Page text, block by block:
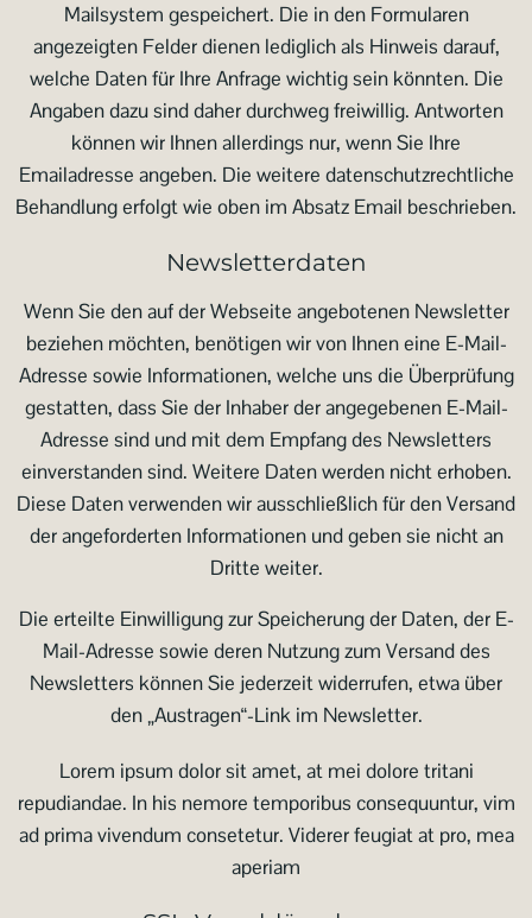
Mailsystem gespeichert. Die in den Formularen
angezeigten Felder dienen lediglich als Hinweis darauf,
welche Daten für Ihre Anfrage wichtig sein könnten. Die
Angaben dazu sind daher durchweg freiwillig. Antworten
können wir Ihnen allerdings nur, wenn Sie Ihre
Emailadresse angeben. Die weitere datenschutzrechtliche
Behandlung erfolgt wie oben im Absatz Email beschrieben.
Newsletterdaten
Wenn Sie den auf der Webseite angebotenen Newsletter
beziehen möchten, benötigen wir von Ihnen eine E-Mail-
Adresse sowie Informationen, welche uns die Überprüfung
gestatten, dass Sie der Inhaber der angegebenen E-Mail-
Adresse sind und mit dem Empfang des Newsletters
einverstanden sind. Weitere Daten werden nicht erhoben.
Diese Daten verwenden wir ausschließlich für den Versand
der angeforderten Informationen und geben sie nicht an
Dritte weiter.
Die erteilte Einwilligung zur Speicherung der Daten, der E-
Mail-Adresse sowie deren Nutzung zum Versand des
Newsletters können Sie jederzeit widerrufen, etwa über
den „Austragen“-Link im Newsletter.
Lorem ipsum dolor sit amet, at mei dolore tritani
repudiandae. In his nemore temporibus consequuntur, vim
ad prima vivendum consetetur. Viderer feugiat at pro, mea
aperiam